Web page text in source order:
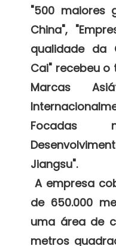
"500 maiores
China",
qualidade da
Cai" recebeu o
Marcas
Jiangsu".
A empresa cobre uma área de mais
de 650.000
uma área de
metros